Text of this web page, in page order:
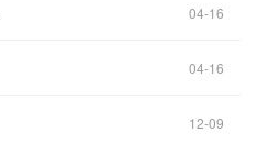
04-16
04-16
12-09